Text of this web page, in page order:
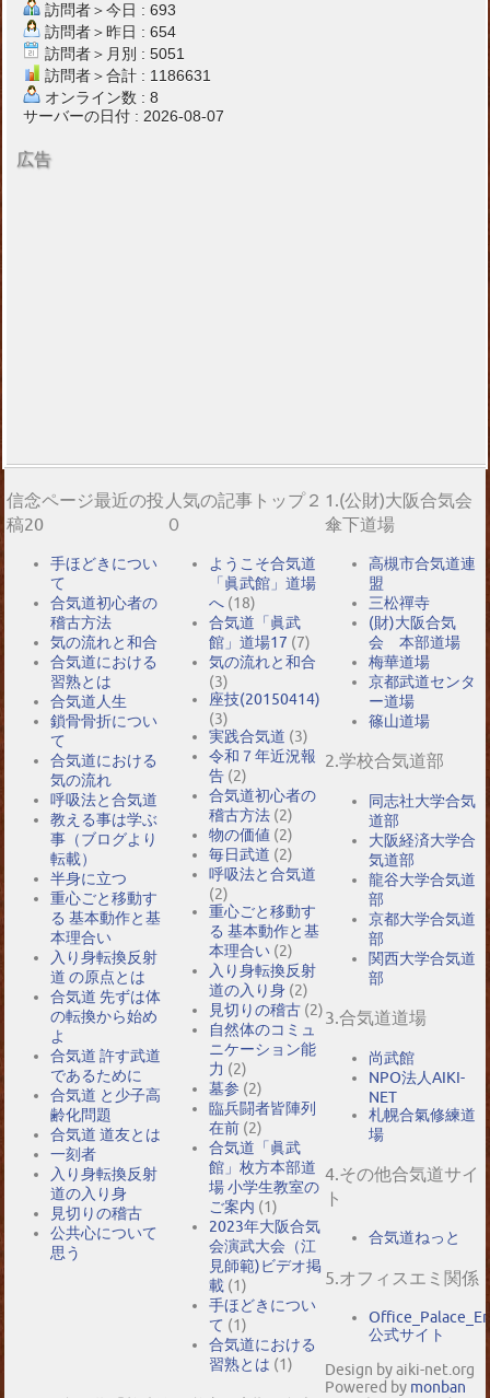
訪問者＞今日 : 693
訪問者＞昨日 : 654
訪問者＞月別 : 5051
訪問者＞合計 : 1186631
オンライン数 : 8
サーバーの日付 : 2026-08-07
広告
信念ページ最近の投
稿20
手ほどきについ
て
合気道初心者の
稽古方法
気の流れと和合
合気道における
習熟とは
合気道人生
鎖骨骨折につい
て
合気道における
気の流れ
呼吸法と合気道
教える事は学ぶ
事（ブログより
転載）
半身に立つ
重心ごと移動す
る 基本動作と基
本理合い
入り身転換反射
道 の原点とは
合気道 先ずは体
の転換から始め
よ
合気道 許す武道
であるために
合気道 と少子高
齢化問題
合気道 道友とは
一刻者
入り身転換反射
道の入り身
見切りの稽古
公共心について
思う
人気の記事トップ２
０
ようこそ合気道
「眞武館」道場
へ (18)
合気道「眞武
館」道場17 (7)
気の流れと和合
(3)
座技(20150414)
(3)
実践合気道 (3)
令和７年近況報
告 (2)
合気道初心者の
稽古方法 (2)
物の価値 (2)
毎日武道 (2)
呼吸法と合気道
(2)
重心ごと移動す
る 基本動作と基
本理合い (2)
入り身転換反射
道の入り身 (2)
見切りの稽古 (2)
自然体のコミュ
ニケーション能
力 (2)
墓参 (2)
臨兵闘者皆陣列
在前 (2)
合気道「眞武
館」枚方本部道
場 小学生教室の
ご案内 (1)
2023年大阪合気
会演武大会（江
見師範)ビデオ掲
載 (1)
手ほどきについ
て (1)
合気道における
習熟とは (1)
1.(公財)大阪合気会
傘下道場
高槻市合気道連
盟
三松禪寺
(財)大阪合気
会 本部道場
梅華道場
京都武道センタ
ー道場
篠山道場
2.学校合気道部
同志社大学合気
道部
大阪経済大学合
気道部
龍谷大学合気道
部
京都大学合気道
部
関西大学合気道
部
3.合気道道場
尚武館
NPO法人AIKI-
NET
札幌合氣修練道
場
4.その他合気道サイ
ト
合気道ねっと
5.オフィスエミ関係
公式サイト
Design by aiki-net.org
Powered by monban